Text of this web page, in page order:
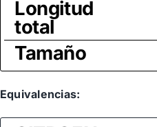
Longitud
total
Tamaño
rosca
Equivalencias: